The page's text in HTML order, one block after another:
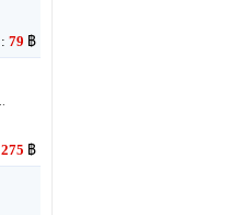
: 79 ฿
275 ฿